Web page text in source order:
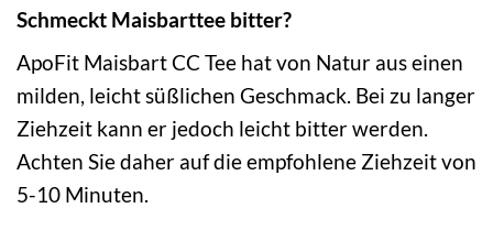
Schmeckt Maisbarttee bitter?
ApoFit Maisbart CC Tee hat von Natur aus einen
milden, leicht süßlichen Geschmack. Bei zu langer
Ziehzeit kann er jedoch leicht bitter werden.
Achten Sie daher auf die empfohlene Ziehzeit von
5-10 Minuten.